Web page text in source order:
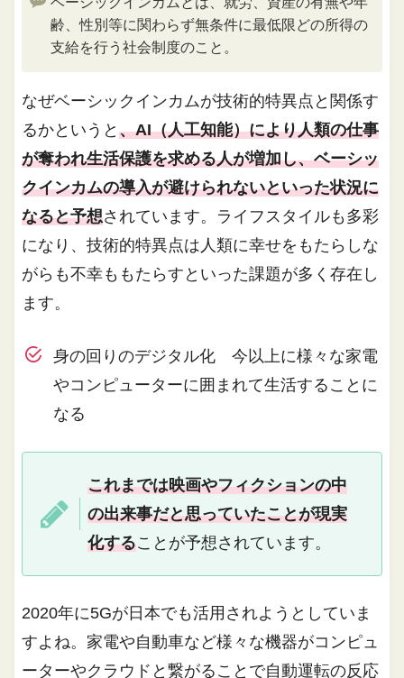
齢、性別等に関わらず無条件に最低限どの所得の
支給を行う社会制度のこと。
なぜベーシックインカムが技術的特異点と関係す
るかというと、AI（人工知能）により人類の仕事
が奪われ生活保護を求める人が増加し、ベーシッ
クインカムの導入が避けられないといった状況に
なると予想されています。ライフスタイルも多彩
になり、技術的特異点は人類に幸せをもたらしな
がらも不幸ももたらすといった課題が多く存在し
ます。
身の回りのデジタル化 今以上に様々な家電
やコンピューターに囲まれて生活することに
なる
これまでは映画やフィクションの中
の出来事だと思っていたことが現実
化することが予想されています。
2020年に5Gが日本でも活用されようとしていま
すよね。家電や自動車など様々な機器がコンピュ
ーターやクラウドと繋がることで自動運転の反応